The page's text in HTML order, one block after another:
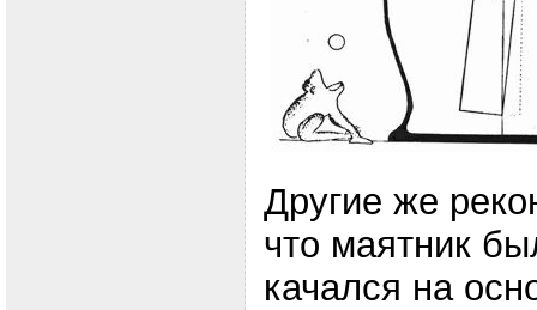
Другие же
что маятник
качался на